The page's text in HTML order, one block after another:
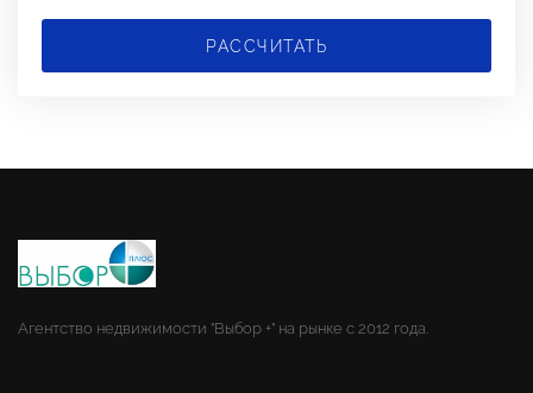
РАССЧИТАТЬ
Агентство недвижимости "Выбор +" на рынке с 2012 года.